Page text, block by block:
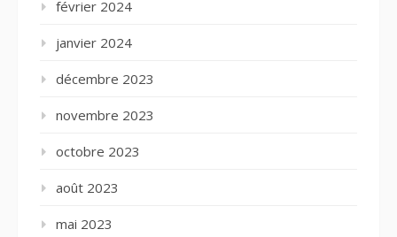
février 2024
janvier 2024
décembre 2023
novembre 2023
octobre 2023
août 2023
mai 2023